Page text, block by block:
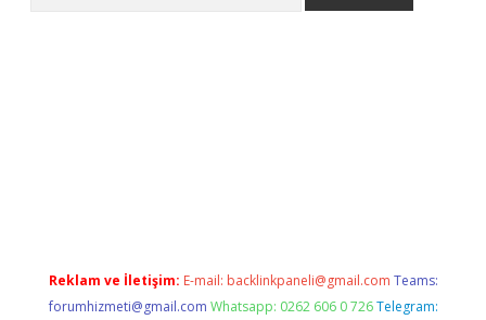
Reklam ve İletişim: E-mail: backlinkpaneli@gmail.com Teams:
forumhizmeti@gmail.com Whatsapp: 0262 606 0 726 Telegram: